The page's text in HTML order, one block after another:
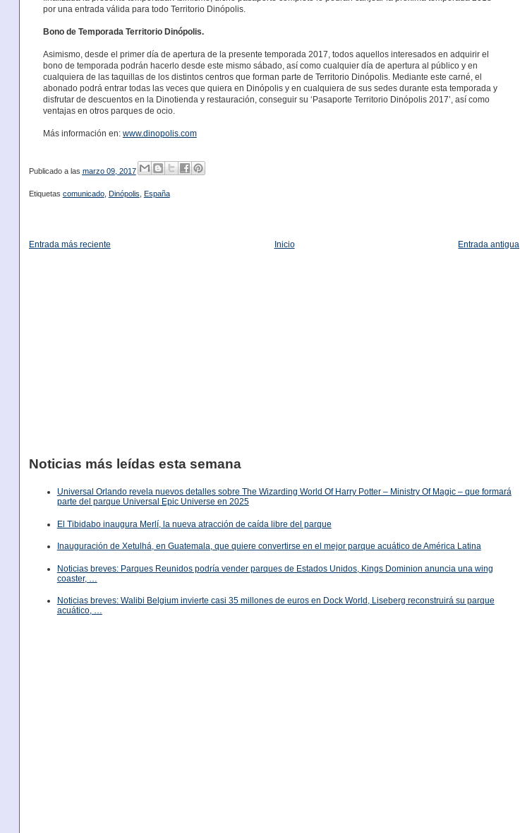
por una entrada válida para todo Territorio Dinópolis.
Bono de Temporada Territorio Dinópolis.
Asimismo, desde el primer día de apertura de la presente temporada 2017, todos aquellos interesados en adquirir el
bono de temporada podrán hacerlo desde este mismo sábado, así como cualquier día de apertura al público y en
cualquiera de las taquillas de los distintos centros que forman parte de Territorio Dinópolis. Mediante este carné, el
abonado podrá entrar todas las veces que quiera en Dinópolis y en cualquiera de sus sedes durante esta temporada y
disfrutar de descuentos en la Dinotienda y restauración, conseguir su ‘Pasaporte Territorio Dinópolis 2017’, así como
ventajas en otros parques de ocio.
Más información en: www.dinopolis.com
Publicado a las marzo 09, 2017
Etiquetas comunicado, Dinópolis España
Entrada más reciente Entrada antigua
Inicio
Noticias más leídas esta semana
Universal Orlando revela nuevos detalles sobre The Wizarding World Of Harry Potter – Ministry Of Magic – que formará
parte del parque Universal Epic Universe en 2025
El Tibidabo inaugura Merlí, la nueva atracción de caída libre del parque
Inauguración de Xetulhá, en Guatemala, que quiere convertirse en el mejor parque acuático de América Latina
Noticias breves: Parques Reunidos podría vender parques de Estados Unidos, Kings Dominion anuncia una wing
coaster, …
Noticias breves: Walibi Belgium invierte casi 35 millones de euros en Dock World, Liseberg reconstruirá su parque
acuático, …